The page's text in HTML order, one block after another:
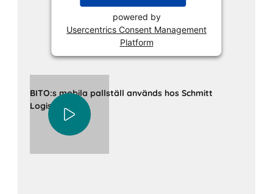
powered by
Usercentrics Consent Management
Platform
BITO:s mobila pallställ används hos Schmitt
Logistik